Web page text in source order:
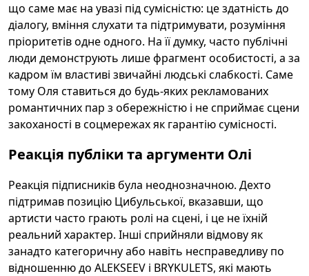
що саме має на увазі під сумісністю: це здатність до
діалогу, вміння слухати та підтримувати, розуміння
пріоритетів одне одного. На її думку, часто публічні
люди демонструють лише фрагмент особистості, а за
кадром їм властиві звичайні людські слабкості. Саме
тому Оля ставиться до будь-яких рекламованих
романтичних пар з обережністю і не сприймає сцени
закоханості в соцмережах як гарантію сумісності.
Реакція публіки та аргументи Олі
Реакція підписників була неоднозначною. Дехто
підтримав позицію Цибульської, вказавши, що
артисти часто грають ролі на сцені, і це не їхній
реальний характер. Інші сприйняли відмову як
занадто категоричну або навіть несправедливу по
відношенню до ALEKSEEV і BRYKULETS, які мають